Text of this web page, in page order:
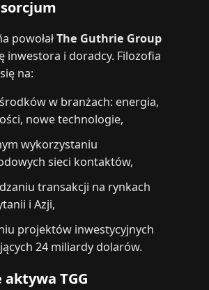
powołałThe Guthrie Group
inwestora i doradcy. Filozofia
na:
w branżach: energia,
nowe technologie,
wykorzystaniu
sieci kontaktów,
transakcji na rynkach
i Azji,
projektów inwestycyjnych
24 miliardy dolarów.
aktywa TGG